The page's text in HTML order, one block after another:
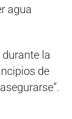
agua
durante la
de